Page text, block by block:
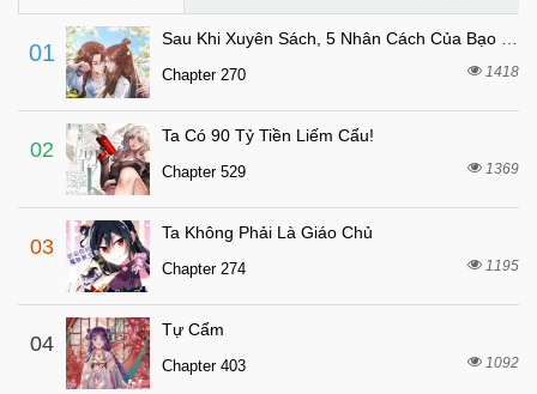
Chapter 155
Chapter 154
Chapter 153
Chapter 152 8 tháng trước
Chapter 151
Chapter 150
Chapter 149
Chapter 148 8 tháng trước
Chapter 147
Chapter 146
01
Chapter 270 1418
02
Ta Có 90 Tỷ Tiền Liếm Cẩu!
Chapter 529 1369
03
Ta Không Phải Là Giáo Chủ
Chapter 274 1195
04
Tự Cẩm
Chapter 403 1092